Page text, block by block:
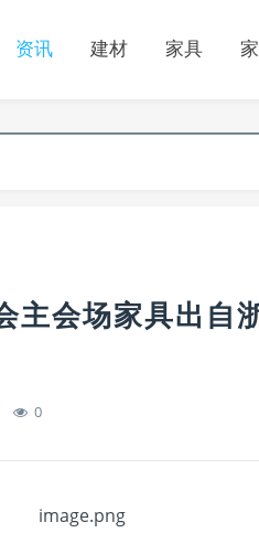
资讯 建材 家具
主会场家具出自
0